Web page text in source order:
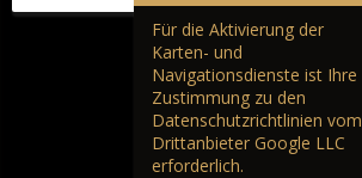
Für die Aktivierung der
Karten- und
Navigationsdienste ist Ihre
Zustimmung zu den
Datenschutzrichtlinien vom
Drittanbieter Google LLC
erforderlich.